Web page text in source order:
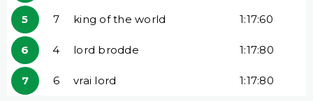
5 7 king of the world 1:17:60
6 4 lord brodde 1:17:80
7 6 vrai lord 1:17:80